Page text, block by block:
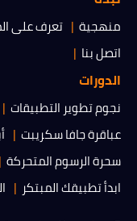
منهجية تعرف على
اتصل بنا
الدورات
نجوم تطوير التطبيقات
عباقرة جافا سكريبت
سحرة الرسوم المتحركة
ابدأ تطبيقك المبتكر